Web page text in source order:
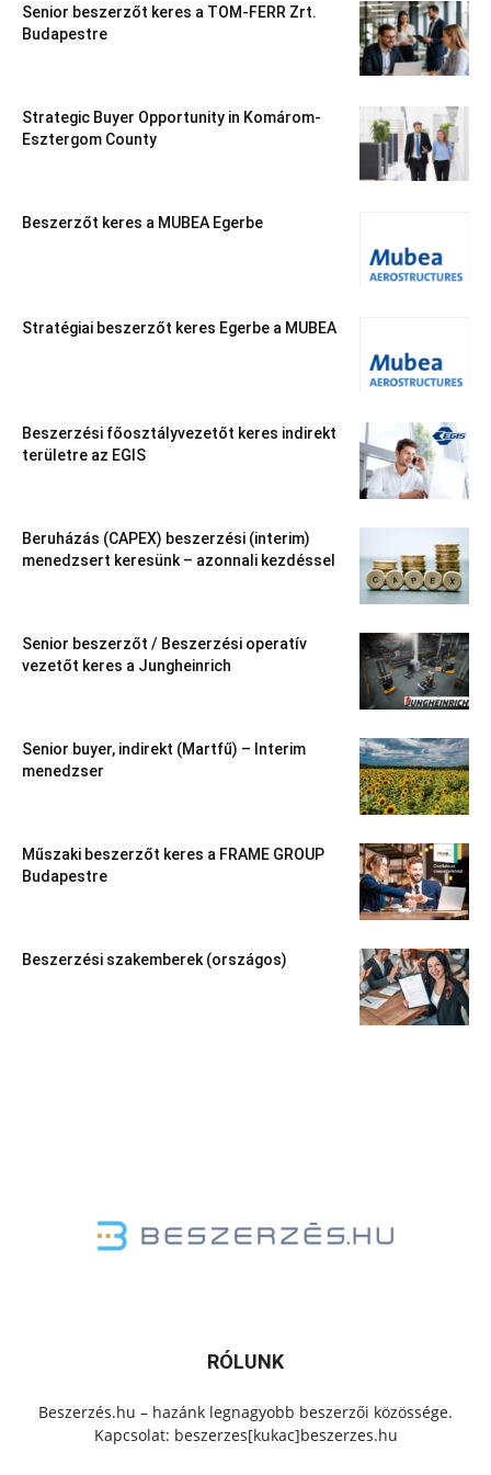
Senior beszerzőt keres a TOM-FERR Zrt.
Budapestre
Strategic Buyer Opportunity in Komárom-
Esztergom County
Beszerzőt keres a MUBEA Egerbe
Stratégiai beszerzőt keres Egerbe a MUBEA
Beszerzési főosztályvezetőt keres indirekt
területre az EGIS
Beruházás (CAPEX) beszerzési (interim)
menedzsert keresünk – azonnali kezdéssel
Senior beszerzőt / Beszerzési operatív
vezetőt keres a Jungheinrich
Senior buyer, indirekt (Martfű) – Interim
menedzser
Műszaki beszerzőt keres a FRAME GROUP
Budapestre
Beszerzési szakemberek (országos)
RÓLUNK
Beszerzés.hu – hazánk legnagyobb beszerzői közössége.
Kapcsolat: beszerzes[kukac]beszerzes.hu